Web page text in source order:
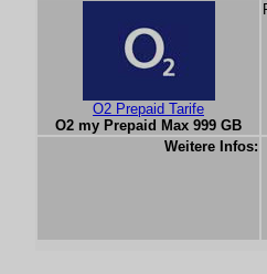
O2 Prepaid Tarife
O2 my Prepaid Max 999 GB
Weitere Infos: